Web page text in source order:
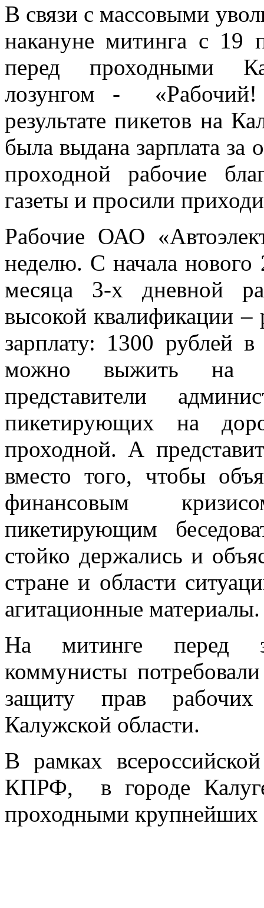
В связи с массовыми
накануне митинга с 19
перед проходными
лозунгом -
результате пикетов на
была выдана зарплата за
проходной рабочие
газеты и просили
Рабочие ОАО
неделю. С начала нового
месяца 3-х дневной
высокой квалификации –
зарплату: 1300 рублей
можно выжить на
представители
пикетирующих на
проходной. А
вместо того, чтобы
финансовым
пикетирующим
стойко держались и
стране и области
агитационные материалы.
На митинге перед
коммунисты
защиту прав
Калужской области.
В рамках
КПРФ, в городе
проходными крупнейших